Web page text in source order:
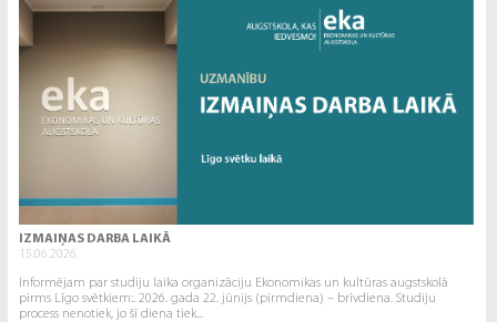
IZMAIŅAS DARBA LAIKĀ
15.06.2026.
Informējam par studiju laika organizāciju Ekonomikas un kultūras augstskolā
pirms Līgo svētkiem:. 2026. gada 22. jūnijs (pirmdiena) – brīvdiena. Studiju
process nenotiek, jo šī diena tiek...